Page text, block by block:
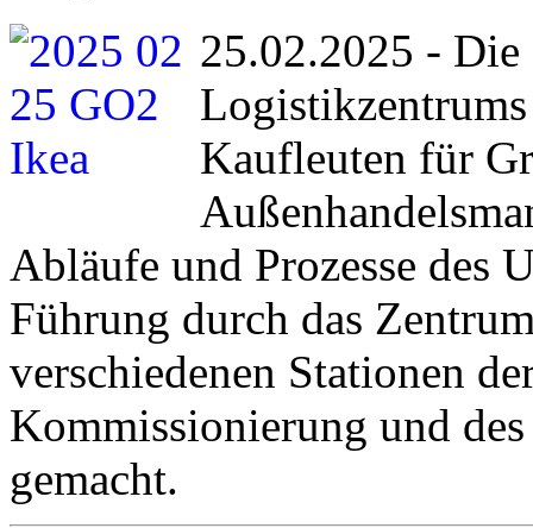
25.02.2025 -
Kaufleuten für
Abläufe und Prozesse des
Führung durch das
verschiedenen Stationen
Kommissionierung und
gemacht.